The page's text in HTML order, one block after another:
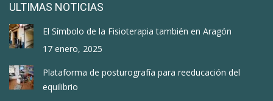
ULTIMAS NOTICIAS
El Símbolo de la Fisioterapia también en Aragón
17 enero, 2025
Plataforma de posturografía para reeducación del
equilibrio